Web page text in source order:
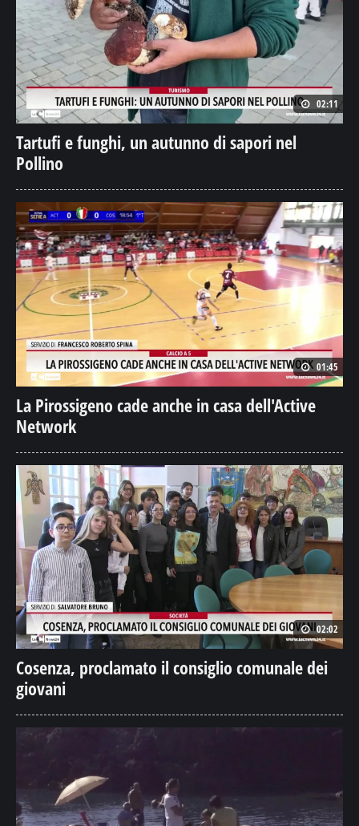
02:11
Tartufi e funghi, un autunno di sapori nel
Pollino
01:45
La Pirossigeno cade anche in casa dell'Active
Network
02:02
Cosenza, proclamato il consiglio comunale dei
giovani